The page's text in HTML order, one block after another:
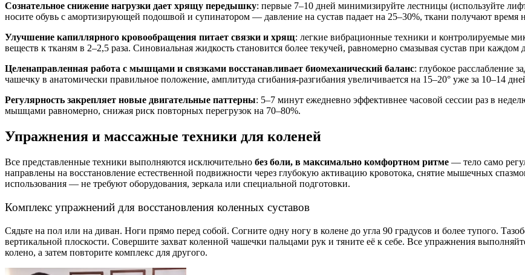
Сознательное снижение нагрузки дает хрящу передышку: первые 7–10 дней минимизируйте лестницы (используйте
носите обувь с амортизирующей подошвой и супинатором — давление на сустав падает на 25–30%, ткани получают время
Улучшение капиллярного кровообращения питает связки и хрящ: легкие вибрационные техники и контролируемые
веществ к тканям в 2–2,5 раза. Синовиальная жидкость становится более текучей, равномерно смазывая сустав при каждом
Целенаправленная работа с мышцами и связками восстанавливает биомеханический баланс: глубокое расслабление
чашечку в анатомически правильное положение, амплитуда сгибания-разгибания увеличивается на 15–20° уже за 10–14
Регулярность закрепляет новые двигательные паттерны: 5–7 минут ежедневно эффективнее часовой сессии раз в
мышцами равномерно, снижая риск повторных перегрузок на 70–80%.
Упражнения и массажные техники для коленей
Все представленные техники выполняются исключительно без боли, в максимально комфортном ритме — тело само
направлены на восстановление естественной подвижности через глубокую активацию кровотока, снятие мышечных
использования — не требуют оборудования, зеркала или специальной подготовки.
Комплекс упражнений для восстановления коленных суставов
Сядьте на пол или на диван. Ноги прямо перед собой. Согните одну ногу в колене до угла 90 градусов и более тупого.
вертикальной плоскости. Совершите захват коленной чашечки пальцами рук и тяните её к себе. Все упражнения
колено, а затем повторите комплекс для другого.